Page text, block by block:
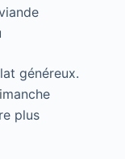
généreux.
plus